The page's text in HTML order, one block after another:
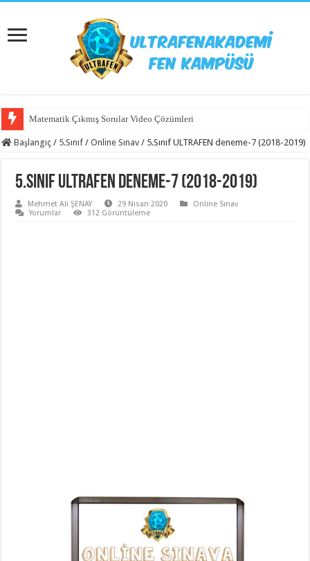
Matematik Çıkmış Sorular Video Çözümleri
Başlangıç / 5.Sınıf / Online Sınav / 5.Sınıf ULTRAFEN deneme-7 (2018-2019)
5.Sınıf ULTRAFEN deneme-7 (2018-2019)
Mehmet Ali ŞENAY 29 Nisan 2020
Online Sınav
Yorumlar
312 Görüntüleme